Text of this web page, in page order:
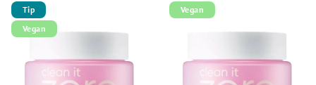
Tip
Vegan
Vegan